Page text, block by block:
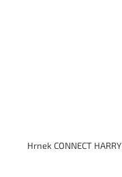
Hrnek CONNECT